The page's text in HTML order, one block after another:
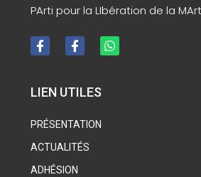
PArti pour la LIbération de la
LIEN UTILES
PRÉSENTATION
ACTUALITÉS
ADHÉSION